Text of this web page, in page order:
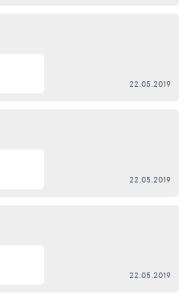
22.05.2019
22.05.2019
22.05.2019